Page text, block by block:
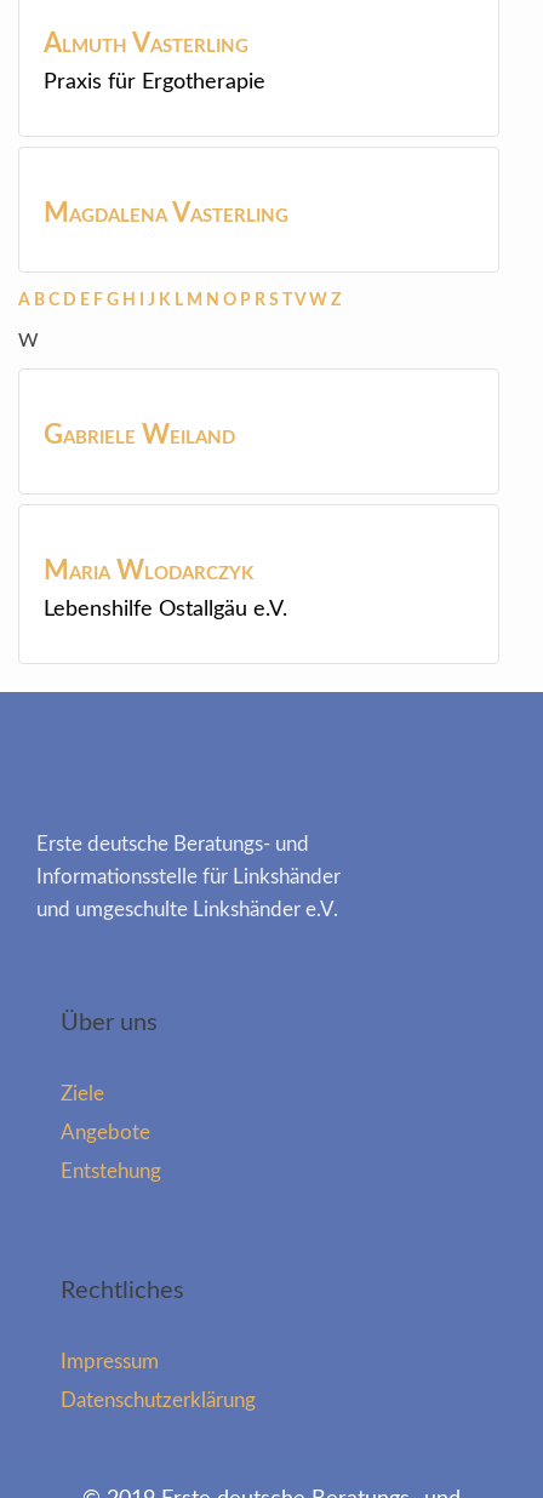
Almuth Vasterling
Praxis für Ergotherapie
Magdalena Vasterling
A B C D E F G H J K L M N O P R S V W Z
W
Gabriele Weiland
Maria Wlodarczyk
Lebenshilfe Ostallgäu e.V.
Erste deutsche Beratungs- und
Informationsstelle für Linkshänder
und umgeschulte Linkshänder e.V.
Über uns
Ziele
Angebote
Entstehung
Rechtliches
Impressum
Datenschutzerklärung